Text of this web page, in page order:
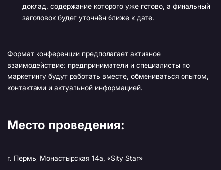
доклад, содержание которого уже готово, а финальный
заголовок будет уточнён ближе к дате.
Формат конференции предполагает активное
взаимодействие: предприниматели и специалисты по
маркетингу будут работать вместе, обмениваться опытом,
контактами и актуальной информацией.
Место проведения:
г. Пермь, Монастырская 14а, «Sity Star»